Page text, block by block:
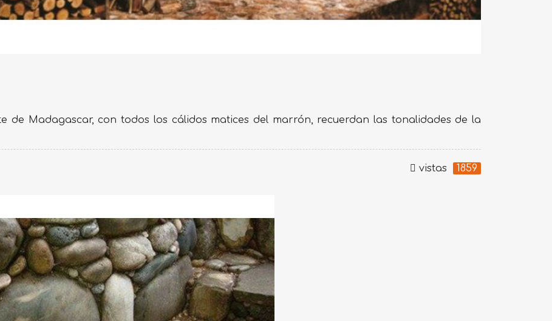
de Madagascar, con todos los cálidos matices del marrón, recuerdan las tonalidades de la
vistas 1859